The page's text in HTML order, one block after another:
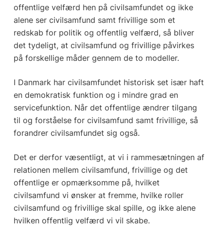
offentlige velfærd hen på civilsamfundet og ikke
alene ser civilsamfund samt frivillige som et
redskab for politik og offentlig velfærd, så bliver
det tydeligt, at civilsamfund og frivillige påvirkes
på forskellige måder gennem de to modeller.
I Danmark har civilsamfundet historisk set især haft
en demokratisk funktion og i mindre grad en
servicefunktion. Når det offentlige ændrer tilgang
til og forståelse for civilsamfund samt frivillige, så
forandrer civilsamfundet sig også.
Det er derfor væsentligt, at vi i rammesætningen af
relationen mellem civilsamfund, frivillige og det
offentlige er opmærksomme på, hvilket
civilsamfund vi ønsker at fremme, hvilke roller
civilsamfund og frivillige skal spille, og ikke alene
hvilken offentlig velfærd vi vil skabe.